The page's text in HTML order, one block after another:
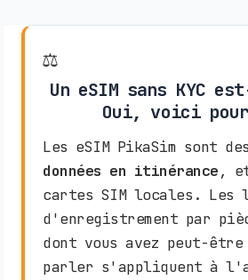
⚖️
Un eSIM sans KYC
Oui, voici
Les eSIM PikaSim sont des
données en itinérance,
cartes SIM locales. Les
d'enregistrement par
dont vous avez peut-être
parler s'appliquent à